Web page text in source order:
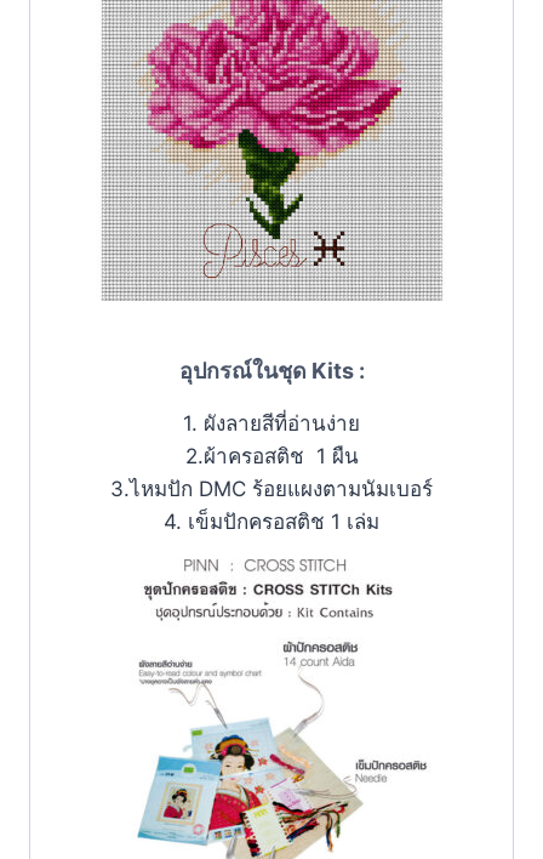
อุปกรณ์ในชุด Kits :
1. ผังลายสีที่อ่านง่าย
2.ผ้าครอสติช 1 ผืน
3.ไหมปัก DMC ร้อยแผงตามนัมเบอร์
4. เข็มปักครอสติช 1 เล่ม